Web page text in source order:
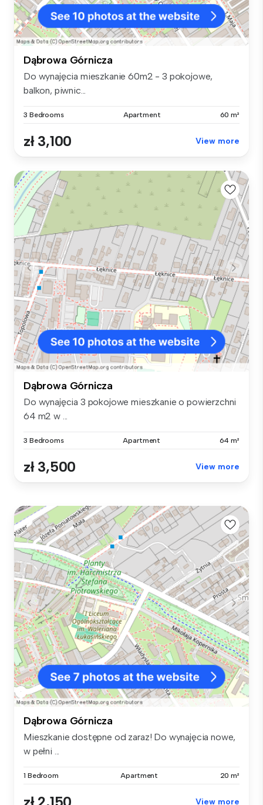
Dąbrowa Górnicza
Do wynajęcia mieszkanie 60m2 - 3 pokojowe,
balkon, piwnic...
3 Bedrooms Apartment 60 m²
zł 3,100 View more
Dąbrowa Górnicza
Do wynajęcia 3 pokojowe mieszkanie o powierzchni
64 m2 w ...
3 Bedrooms Apartment 64 m²
zł 3,500 View more
Dąbrowa Górnicza
Mieszkanie dostępne od zaraz! Do wynajęcia nowe,
w pełni ...
1 Bedroom Apartment 20 m²
View more